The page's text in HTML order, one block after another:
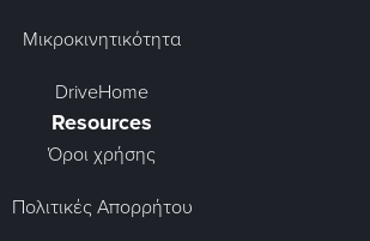
Μικροκινητικότητα
DriveHome
Resources
Όροι χρήσης
Πολιτικές Απορρήτου